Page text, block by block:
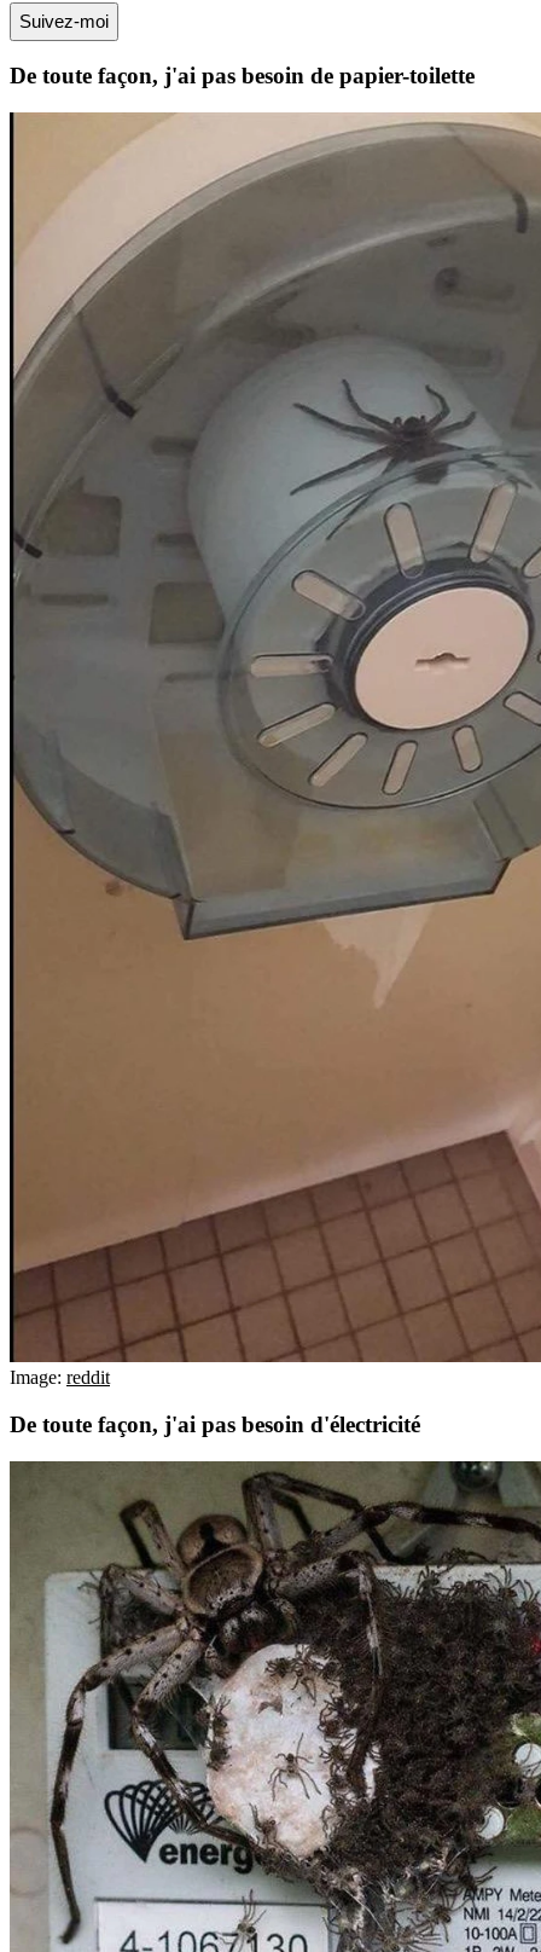
Suivez-moi
De toute façon, j'ai pas besoin de papier-toilette
Image: reddit
De toute façon, j'ai pas besoin d'électricité